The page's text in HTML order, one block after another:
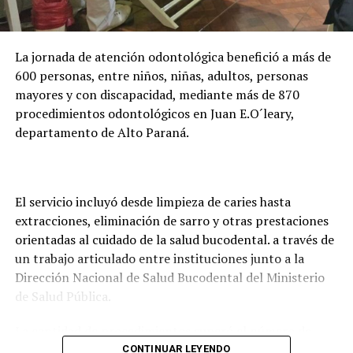
digital para facilitar la presentación de documentos y
Asunción o Ciudad del Este para realizar los trámites.
La jornada de atención odontológica benefició a más de
600 personas, entre niños, niñas, adultos, personas
mayores y con discapacidad, mediante más de 870
procedimientos odontológicos en Juan E.O´leary,
departamento de Alto Paraná.
El servicio incluyó desde limpieza de caries hasta
extracciones, eliminación de sarro y otras prestaciones
orientadas al cuidado de la salud bucodental. a través de
un trabajo articulado entre instituciones junto a la
Dirección Nacional de Salud Bucodental del Ministerio
de Salud Pública.
CONTINUAR LEYENDO